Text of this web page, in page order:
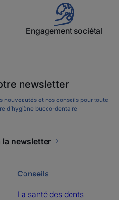
Engagement sociétal
newsletter
nouveautés et nos conseils pour toute
d’hygiène bucco-dentaire
la newsletter
Conseils
La santé des dents